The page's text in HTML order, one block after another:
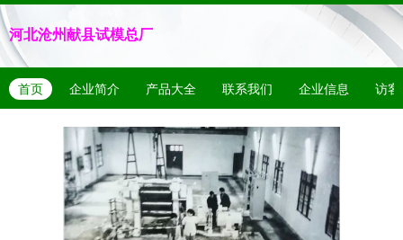
河北沧州献县试模总厂
首页 企业简介 产品大全 联系我们 企业信息 访客